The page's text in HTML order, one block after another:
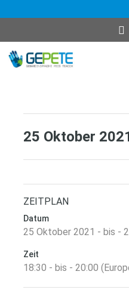
Inhalt
springen
25 Oktober
ZEITPLAN
Datum
25 Oktober 2021 - bis -
Zeit
18:30 - bis - 20:00